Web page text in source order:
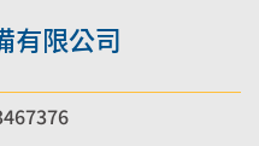
有限公司